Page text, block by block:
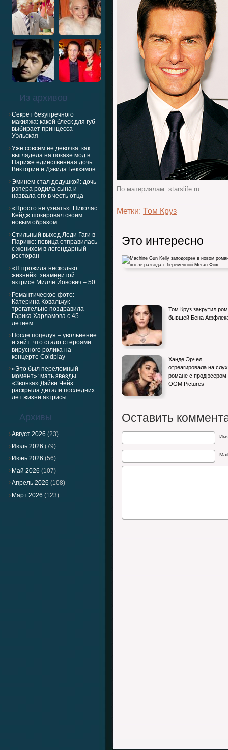
Из архивов
Секрет безупречного
макияжа: какой блеск для губ
выбирает принцесса
Уэльская
Уже совсем не девочка: как
выглядела на показе мод в
Париже единственная дочь
Виктории и Дэвида Бекхэмов
Эминем стал дедушкой: дочь
рэпера родила сына и
назвала его в честь отца
«Просто не узнать»: Николас
Кейдж шокировал своим
новым образом
Стильный выход Леди Гаги в
Париже: певица отправилась
с женихом в легендарный
ресторан
«Я прожила несколько
жизней»: знаменитой
актрисе Милле Йовович – 50
Романтическое фото:
Катерина Ковальчук
трогательно поздравила
Гарика Харламова с 45-
летием
После поцелуя – увольнение
и хейт: что стало с героями
вирусного ролика на
концерте Coldplay
«Это был переломный
момент»: мать звезды
«Звонка» Дэйви Чейз
раскрыла детали последних
лет жизни актрисы
Архивы
Август 2026 (23)
Июль 2026 (79)
Июнь 2026 (56)
Май 2026 (107)
Апрель 2026 (108)
Март 2026 (123)
По материалам: starslife.ru
Метки: Том Круз
Это интересно
Machine Gun Kelly заподозрен в новом
романе после развода с беременной…
Том Круз закрутил
бывшей Бена
Ханде Эрчел
отреагировала на
романе с продюсером
OGM Pictures
Оставить